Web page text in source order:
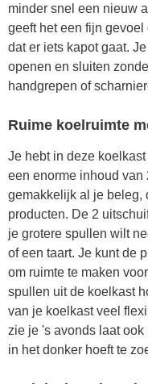
minder snel een nieuw
geeft het een fijn
dat er iets kapot gaat.
openen en sluiten
handgrepen of
Ruime koelruimte
Je hebt in deze
een enorme inhoud van
gemakkelijk al je beleg,
producten. De 2
je grotere spullen wilt
of een taart. Je kunt de
om ruimte te maken
spullen uit de koelkast
van je koelkast veel
zie je 's avonds laat
in het donker hoeft te